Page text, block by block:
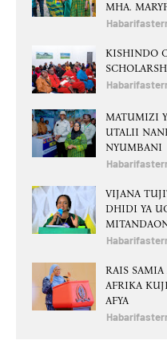
MHA.
KISHINDO
MATUMIZI
UTALII
NYUMBANI
VIJANA
DHIDI YA
RAIS
AFRIKA
AFYA